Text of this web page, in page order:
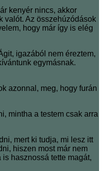
kenyér nincs, akkor
valót. Az összehúzódások
hogy már így is elég
igazából nem éreztem,
egymásnak.
azonnal, meg, hogy furán
mintha a testem csak arra
mert ki tudja, mi lesz itt
hiszen most már nem
hasznossá tette magát,